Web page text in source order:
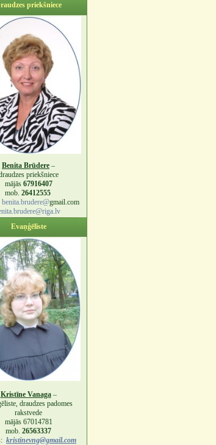
priekšniece
Benita Brūdere –
priekšniece
mājās 67916407
mob. 26412555
benita.brudere@gmail.com
Evaņģēliste
Kristīne Vanaga–
draudzes padomes
rakstvede
mājās 67014781
mob. 26563337
kristinevng@gmail.com